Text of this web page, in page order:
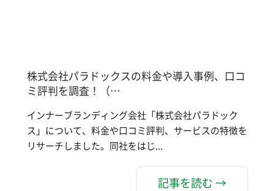
株式会社パラドックスの料金や導入事例、口コ
ミ評判を調査！（…
インナーブランディング会社「株式会社パラドック
ス」について、料金や口コミ評判、サービスの特徴を
リサーチしました。同社をはじ...
記事を読む →